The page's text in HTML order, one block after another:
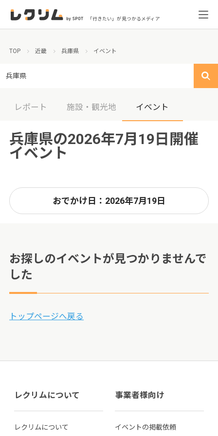
「行きたい」が見つかるメディア
TOP 近畿 兵庫県 イベント
兵庫県
レポート 施設・観光地 イベント
兵庫県の2026年7月19日開催
イベント
おでかけ日：2026年7月19日
お探しのイベントが見つかりませんで
した
トップページへ戻る
レクリムについて
レクリムについて
事業者様向け
イベントの掲載依頼